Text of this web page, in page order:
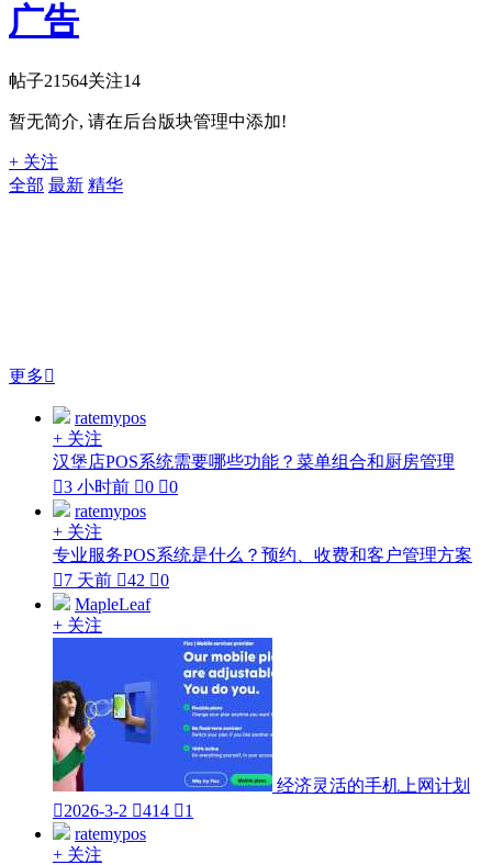
广告
帖子21564关注14
暂无简介, 请在后台版块管理中添加!
+ 关注
全部 最新 精华
更多
ratemypos
+ 关注
汉堡店POS系统需要哪些功能？菜单组合和厨房管理
3 小时前 0 0
ratemypos
+ 关注
专业服务POS系统是什么？预约、收费和客户管理方案
7 天前 42 0
MapleLeaf
+ 关注
经济灵活的手机上网计划
2026-3-2 414 1
ratemypos
+ 关注